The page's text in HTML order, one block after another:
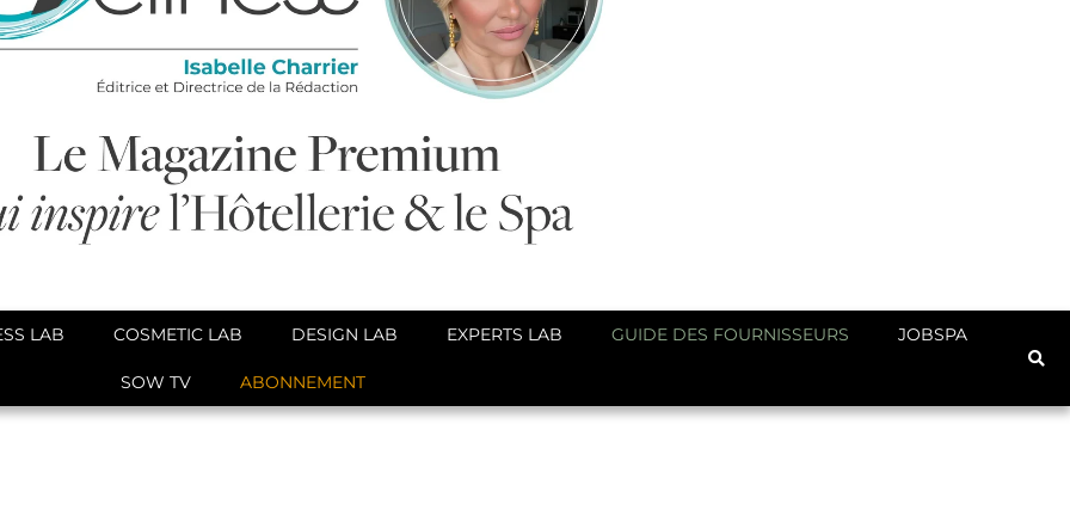
LAB COSMETIC LAB DESIGN LAB EXPERTS LAB GUIDE DES FOURNISSEURS JOBSPA
SOW TV ABONNEMENT